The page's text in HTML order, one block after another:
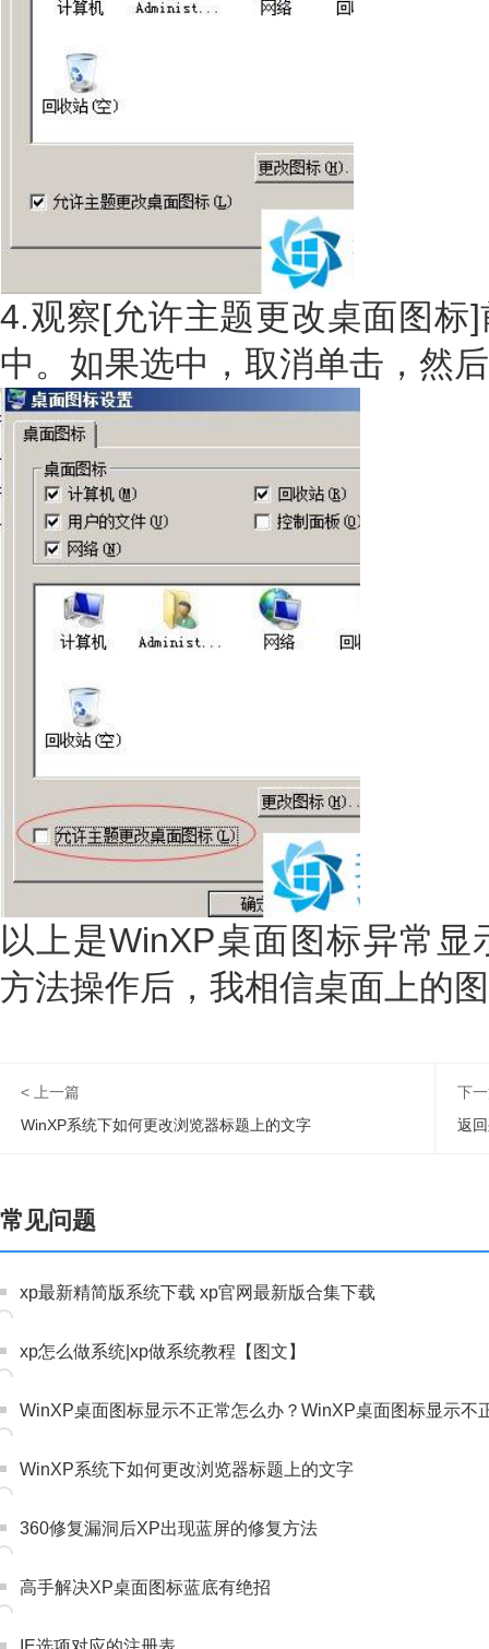
4.观察[允许主题更改桌面图标
中。如果选中，取消单击，然
以上是WinXP桌面图标异常
方法操作后，我相信桌面上的
< 上一篇
WinXP系统下如何更改浏览器标题上的文字
下
返
常见问题
xp最新精简版系统下载 xp官网最新版合集下载
xp怎么做系统|xp做系统教程【图文】
WinXP桌面图标显示不正常怎么办？WinXP桌面图标显示不
WinXP系统下如何更改浏览器标题上的文字
360修复漏洞后XP出现蓝屏的修复方法
高手解决XP桌面图标蓝底有绝招